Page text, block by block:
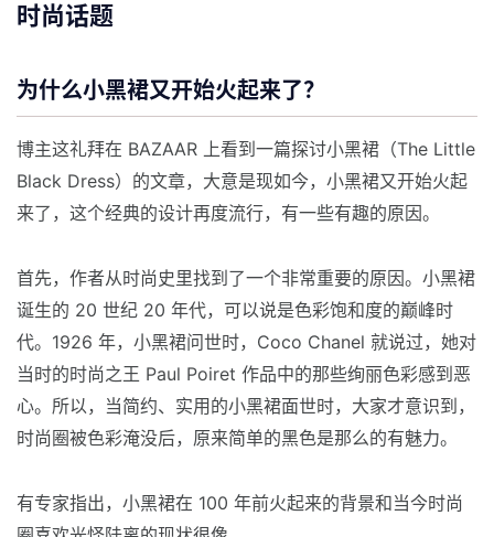
时尚话题
为什么小黑裙又开始火起来了？
博主这礼拜在 BAZAAR 上看到一篇探讨小黑裙（The Little
Black Dress）的文章，大意是现如今，小黑裙又开始火起
来了，这个经典的设计再度流行，有一些有趣的原因。
首先，作者从时尚史里找到了一个非常重要的原因。小黑裙
诞生的 20 世纪 20 年代，可以说是色彩饱和度的巅峰时
代。1926 年，小黑裙问世时，Coco Chanel 就说过，她对
当时的时尚之王 Paul Poiret 作品中的那些绚丽色彩感到恶
心。所以，当简约、实用的小黑裙面世时，大家才意识到，
时尚圈被色彩淹没后，原来简单的黑色是那么的有魅力。
有专家指出，小黑裙在 100 年前火起来的背景和当今时尚